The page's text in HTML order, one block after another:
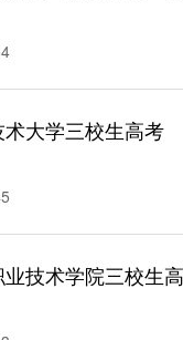
术大学三校生高考
业技术学院三校生